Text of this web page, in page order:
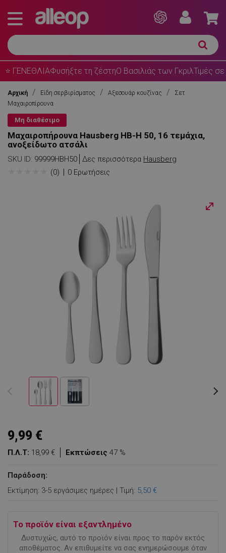
⭐ ΓΕΝΕΘΛΙΑΦυσήξτε τη ζέστηΟ Βασιλιάς των ΓκριλΤιμές σε
Αρχική Είδη σερβιρίσματος Αξεσουάρ κουζίνας
Σετ
Μαχαιροπίρουνα
Μη διαθέσιμο
Μαχαιροπήρουνα Hausberg HB-H 50, 16 τεμάχια,
ανοξείδωτο ατσάλι
SKU ID: 99999HBH50 Δες περισσότερα Hausberg
(0) 0 Ερωτήσεις
Εκπτώσεις 47 %
Π.Λ.Τ: 18,99 €
9,99 €
Παράδοση:
Εκτίμηση: 3-5 εργάσιμες ημέρες | Τιμή: 5,50 €
Το προϊόν είναι εξαντλημένο
Δυστυχώς, αυτό το προϊόν είναι προς το παρόν εκτός
αποθέματος. Αν επιθυμείτε να σας ενημερώσουμε όταν